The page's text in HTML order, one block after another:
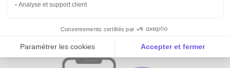
Analyse et support client
Consentements certifiés par
Paramétrer les cookies Accepter et fermer
Axeptio consent
Plateforme de Gestion du Consentement :
Tous vos contacts et ceux de vos
équipesdisponibles partout